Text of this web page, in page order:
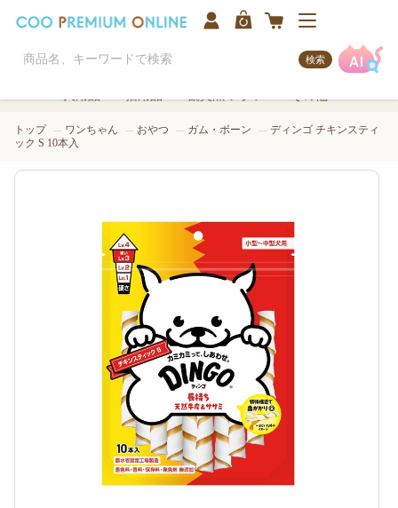
検索
トップ ワンちゃん おやつ ガム・ボーン
ディンゴ チキンスティ
ック S 10本入